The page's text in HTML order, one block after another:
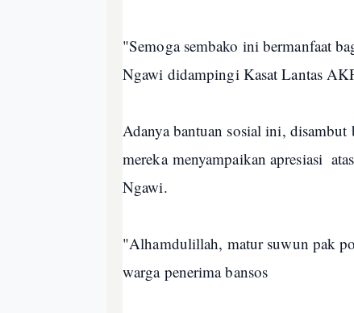
"Semoga sembako ini bermanfaat
Ngawi didampingi Kasat Lantas
Adanya bantuan sosial ini, disambut
mereka menyampaikan apresiasi
Ngawi.
"Alhamdulillah, matur suwun pak
warga penerima bansos